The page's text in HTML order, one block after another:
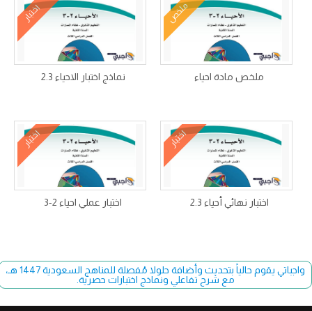
ملخص
ملخص مادة احياء
اختبار
نماذج اختبار الاحياء 2.3
اختبار
اختبار نهائي أحياء 2.3
اختبار
اختبار عملي احياء 2-3
واجباتي يقوم حالياً بتحديث وأضافة حلولا مُفصلة للمناهج السعودية 1447 هـ،
مع شرح تفاعلي ونماذج اختبارات حصرية.